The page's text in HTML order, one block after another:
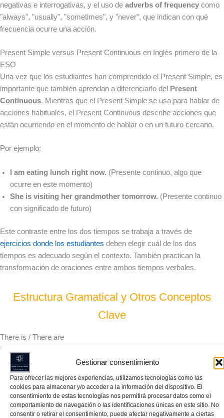
Gestionar consentimiento
Para ofrecer las mejores experiencias, utilizamos tecnologías como las
cookies para almacenar y/o acceder a la información del dispositivo. El
consentimiento de estas tecnologías nos permitirá procesar datos como el
comportamiento de navegación o las identificaciones únicas en este sitio. No
consentir o retirar el consentimiento, puede afectar negativamente a ciertas
Ir
al
contenido
negativas e interrogativas, y el uso de adverbs of frequency como
"always", "usually", "sometimes", y "never", que indican con qué
frecuencia ocurre una acción.
Present Simple versus Present Continuous en Inglés primero de la
ESO
Una vez que los estudiantes han comprendido el Present Simple, es
importante que también aprendan a diferenciarlo del
Present
Continuous. Mientras que el Present Simple se usa para hablar de
acciones habituales, el Present Continuous describe acciones que
están ocurriendo en el momento de hablar o en un futuro cercano.
Por ejemplo:
I am eating lunch right now. (Presente continuo, algo que
ocurre en este momento)
She is visiting her grandmother tomorrow. (Presente continuo
con significado de futuro)
Este contraste entre los dos tiempos se trabaja a través de
ejercicios donde los estudiantes deben elegir cuál de los dos
tiempos es adecuado según el contexto. También practican la
transformación de oraciones entre ambos tiempos verbales.
Estructura Gramatical y Otros Conceptos
Clave
There is / There are
Otro aspecto importante de la gramática que se enseña en 1º de
ESO es el uso de
there isythere arepara describir la existencia de
algo en singular y plural, respectivamente. Este es un concepto
fundamental para poder hablar sobre objetos, lugares y situaciones.
Por ejemplo: